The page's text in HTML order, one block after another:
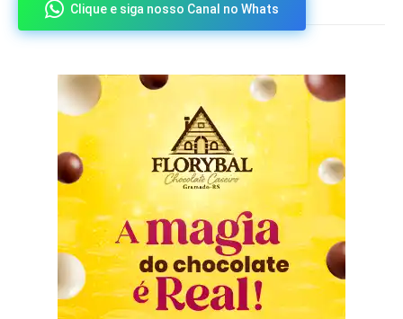
Clique e siga nosso Canal no Whats